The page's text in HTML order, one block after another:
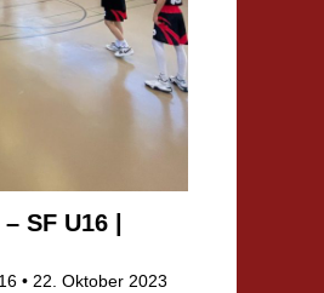
SF U16 |
• 22. Oktober 2023